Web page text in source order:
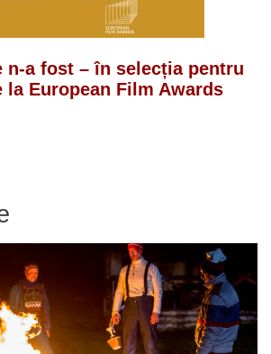
n-a fost – în selecția pentru
la European Film Awards